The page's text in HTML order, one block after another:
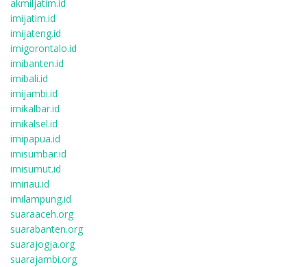
akmiljatim.id
imijatim.id
imijateng.id
imigorontalo.id
imibanten.id
imibali.id
imijambi.id
imikalbar.id
imikalsel.id
imipapua.id
imisumbar.id
imisumut.id
imiriau.id
imilampung.id
suaraaceh.org
suarabanten.org
suarajogja.org
suarajambi.org